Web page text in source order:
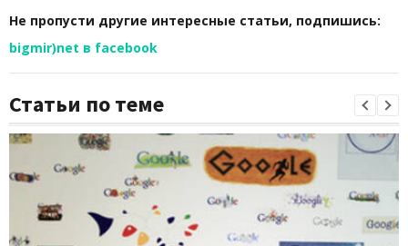
Не пропусти другие интересные статьи, подпишись:
bigmir)net в facebook
Статьи по теме